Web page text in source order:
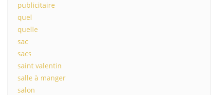
publicitaire
quel
quelle
sac
sacs
saint valentin
salle à manger
salon